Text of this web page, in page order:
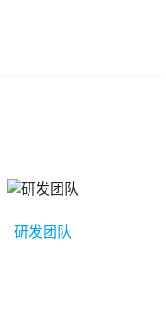
研发团队